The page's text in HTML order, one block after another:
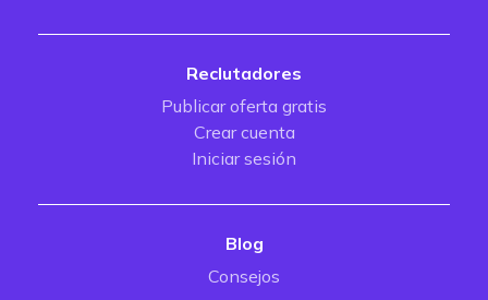
Reclutadores
Publicar oferta gratis
Crear cuenta
Iniciar sesión
Blog
Consejos